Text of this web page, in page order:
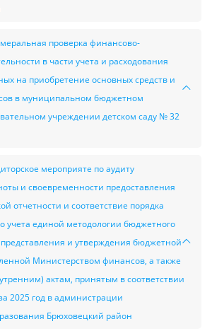
проверка финансово-
в части учета и расходования
на приобретение основных средств и
в муниципальном бюджетном
учреждении детском саду № 32
мероприяте по аудиту
и своевременности предоставления
отчетности и соответствие порядка
учета единой методологии бюджетного
представления и утверждения бюджетной
Министерством финансов, а также
актам, принятым в соответствии
2025 год в администрации
Брюховецкий район